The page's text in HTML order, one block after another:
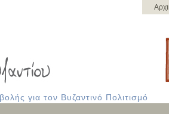
για τον Βυζαντινό Πολιτισμό